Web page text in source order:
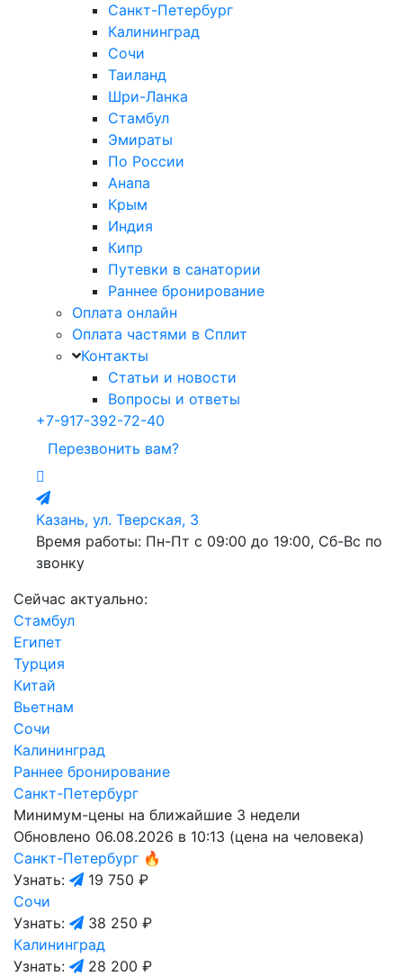
Санкт-Петербург
Калининград
Сочи
Таиланд
Шри-Ланка
Стамбул
Эмираты
По России
Анапа
Крым
Индия
Кипр
Путевки в санатории
Раннее бронирование
Оплата онлайн
Оплата частями в Сплит
Контакты
Статьи и новости
Вопросы и ответы
+7-917-392-72-40
Перезвонить вам?
Казань, ул. Тверская, 3
Время работы: Пн-Пт с 09:00 до 19:00, Сб-Вс по
звонку
Сейчас актуально:
Стамбул
Египет
Турция
Китай
Вьетнам
Сочи
Калининград
Раннее бронирование
Санкт-Петербург
Минимум-цены на ближайшие 3 недели
Обновлено 06.08.2026 в 10:13 (цена на человека)
Санкт-Петербург 🔥
Узнать:
19 750 ₽
Сочи
Узнать:
38 250 ₽
Калининград
Узнать:
28 200 ₽